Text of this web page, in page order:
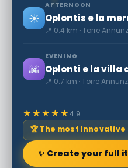
☀️
AFTERNOON
📍 0.4 km · Torre
🌆
EVENING
Oplonti e la villa
📍 0.7 km · Torre
★★★★★4.9
🏆 The most innovative
✨ Create your full